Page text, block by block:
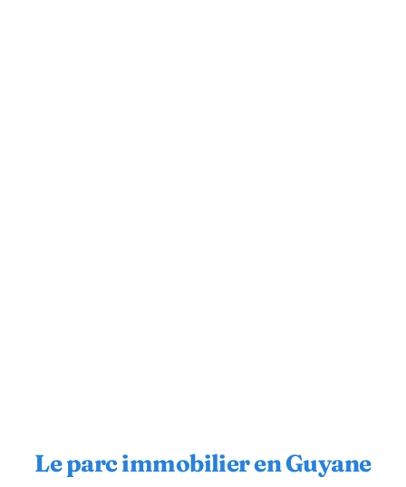
Le parc immobilier en Guyane